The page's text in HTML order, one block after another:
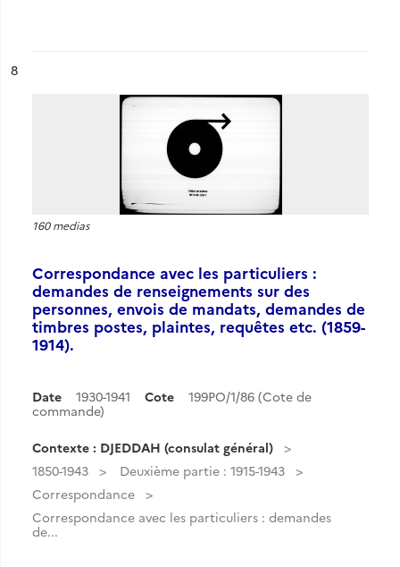
n°
8
160 medias
Correspondance avec les particuliers :
demandes de renseignements sur des
personnes, envois de mandats, demandes de
timbres postes, plaintes, requêtes etc. (1859-
1914).
Date 1930-1941 Cote
199PO/1/86 (Cote de
commande)
Contexte : DJEDDAH (consulat général)
1850-1943
Deuxième partie : 1915-1943
Correspondance
Correspondance avec les particuliers : demandes
de...